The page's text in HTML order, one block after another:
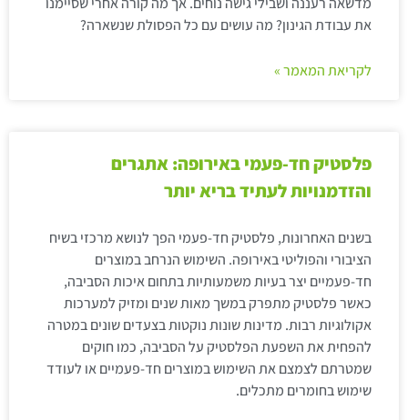
את עבודת הגינון? מה עושים עם כל הפסולת שנשארה?
לקריאת המאמר »
פלסטיק חד-פעמי באירופה: אתגרים
והזדמנויות לעתיד בריא יותר
בשנים האחרונות, פלסטיק חד-פעמי הפך לנושא מרכזי בשיח
הציבורי והפוליטי באירופה. השימוש הנרחב במוצרים
חד-פעמיים יצר בעיות משמעותיות בתחום איכות הסביבה,
כאשר פלסטיק מתפרק במשך מאות שנים ומזיק למערכות
אקולוגיות רבות. מדינות שונות נוקטות בצעדים שונים במטרה
להפחית את השפעת הפלסטיק על הסביבה, כמו חוקים
שמטרתם לצמצם את השימוש במוצרים חד-פעמיים או לעודד
שימוש בחומרים מתכלים.